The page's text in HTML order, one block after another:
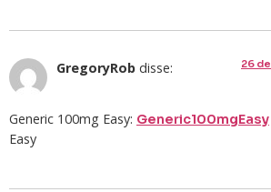
GregoryRob disse: 26
Generic 100mg Easy: Generic100mgEasy
Easy